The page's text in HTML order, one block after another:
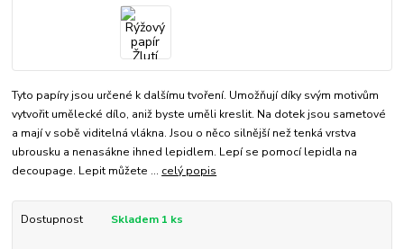
Tyto papíry jsou určené k dalšímu tvoření. Umožňují díky svým motivům
vytvořit umělecké dílo, aniž byste uměli kreslit. Na dotek jsou sametové
a mají v sobě viditelná vlákna. Jsou o něco silnější než tenká vrstva
ubrousku a nenasákne ihned lepidlem. Lepí se pomocí lepidla na
decoupage. Lepit můžete ... celý popis
Dostupnost Skladem 1 ks